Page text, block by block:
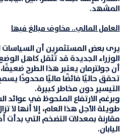
المشهد.
العامل المالي.. مخاوف مبالغ فيها
يرى بعض المستثمرين أن السياسات
الوزراء الجديدة قد تُثقل كاهل الوضع
أن جولترمان يعتبر هذا الطرح
تحقق حاليًا فائضًا ماليًا محدودًا
التيسير دون مخاطر كبيرة.
وبرغم الارتفاع الملحوظ في عوائد
طويلة الأجل هذا العام، إلا أنها لا
مقارنة بمعدلات التضخم التي بدأت
اليابان.